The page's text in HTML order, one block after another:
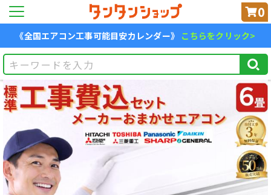
0
《全国エアコン工事可能目安カレンダー》 こちらをクリック>